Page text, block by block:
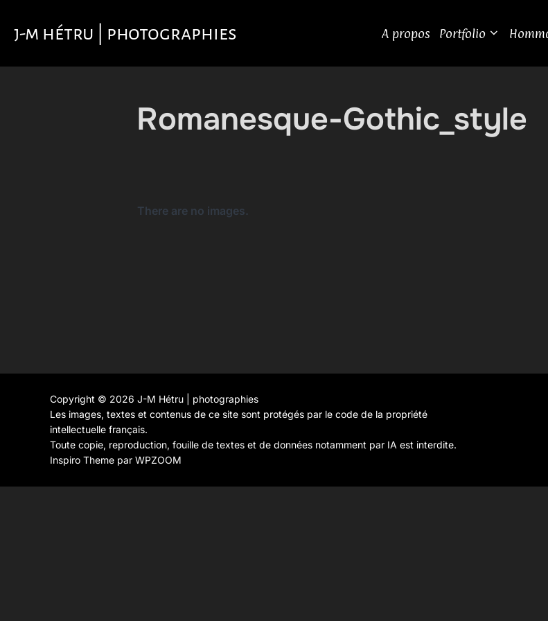
contenu
j-m hétru | photographies A propos Portfolio
Romanesque-Gothic_style
There are no images.
Copyright © 2026 J-M Hétru | photographies
Les images, textes et contenus de ce site sont protégés par le code de la propriété
intellectuelle français.
Toute copie, reproduction, fouille de textes et de données notamment par IA est interdite.
Inspiro Theme par WPZOOM